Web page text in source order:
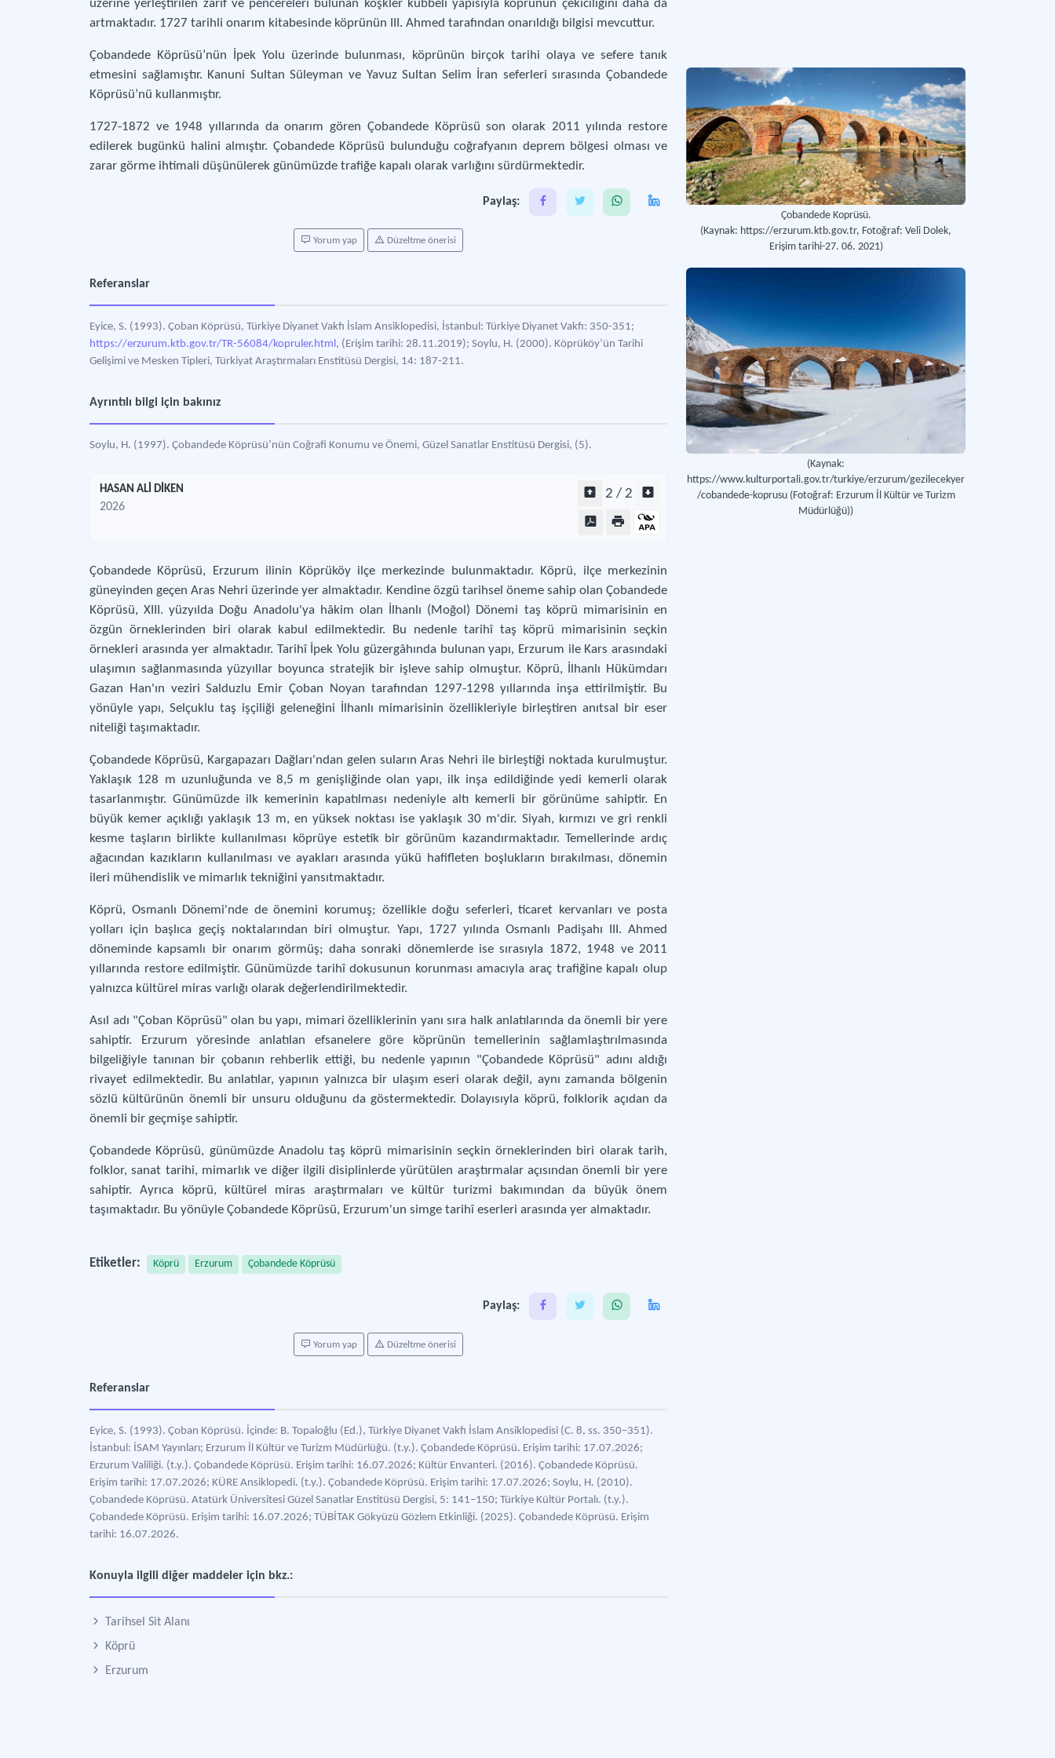
üzerine yerleştirilen zarif ve pencereleri bulunan köşkler kubbeli yapısıyla köprünün çekiciliğini daha da
artmaktadır. 1727 tarihli onarım kitabesinde köprünün III. Ahmed tarafından onarıldığı bilgisi mevcuttur.
Çobandede Köprüsü’nün İpek Yolu üzerinde bulunması, köprünün birçok tarihi olaya ve sefere tanık
etmesini sağlamıştır. Kanuni Sultan Süleyman ve Yavuz Sultan Selim İran seferleri sırasında Çobandede
Köprüsü’nü kullanmıştır.
1727-1872 ve 1948 yıllarında da onarım gören Çobandede Köprüsü son olarak 2011 yılında restore
edilerek bugünkü halini almıştır. Çobandede Köprüsü bulunduğu coğrafyanın deprem bölgesi olması ve
zarar görme ihtimali düşünülerek günümüzde trafiğe kapalı olarak varlığını sürdürmektedir.
Paylaş:
Yorum yap Düzeltme önerisi
Referanslar
Eyice, S. (1993). Çoban Köprüsü, Türkiye Diyanet Vakfı İslam Ansiklopedisi, İstanbul: Türkiye Diyanet Vakfı: 350-351;
https://erzurum.ktb.gov.tr/TR-56084/kopruler.html, (Erişim tarihi: 28.11.2019); Soylu, H. (2000). Köprüköy’ün Tarihi
Gelişimi ve Mesken Tipleri, Türkiyat Araştırmaları Enstitüsü Dergisi, 14: 187-211.
Ayrıntılı bilgi için bakınız
Soylu, H. (1997). Çobandede Köprüsü’nün Coğrafi Konumu ve Önemi, Güzel Sanatlar Enstitüsü Dergisi, (5).
HASAN ALİ DİKEN
2026
2 / 2
Çobandede Köprüsü, Erzurum ilinin Köprüköy ilçe merkezinde bulunmaktadır. Köprü, ilçe merkezinin
güneyinden geçen Aras Nehri üzerinde yer almaktadır. Kendine özgü tarihsel öneme sahip olan Çobandede
Köprüsü, XIII. yüzyılda Doğu Anadolu'ya hâkim olan İlhanlı (Moğol) Dönemi taş köprü mimarisinin en
özgün örneklerinden biri olarak kabul edilmektedir. Bu nedenle tarihî taş köprü mimarisinin seçkin
örnekleri arasında yer almaktadır. Tarihî İpek Yolu güzergâhında bulunan yapı, Erzurum ile Kars arasındaki
ulaşımın sağlanmasında yüzyıllar boyunca stratejik bir işleve sahip olmuştur. Köprü, İlhanlı Hükümdarı
Gazan Han'ın veziri Salduzlu Emir Çoban Noyan tarafından 1297-1298 yıllarında inşa ettirilmiştir. Bu
yönüyle yapı, Selçuklu taş işçiliği geleneğini İlhanlı mimarisinin özellikleriyle birleştiren anıtsal bir eser
niteliği taşımaktadır.
Çobandede Köprüsü, Kargapazarı Dağları'ndan gelen suların Aras Nehri ile birleştiği noktada kurulmuştur.
Yaklaşık 128 m uzunluğunda ve 8,5 m genişliğinde olan yapı, ilk inşa edildiğinde yedi kemerli olarak
tasarlanmıştır. Günümüzde ilk kemerinin kapatılması nedeniyle altı kemerli bir görünüme sahiptir. En
büyük kemer açıklığı yaklaşık 13 m, en yüksek noktası ise yaklaşık 30 m'dir. Siyah, kırmızı ve gri renkli
kesme taşların birlikte kullanılması köprüye estetik bir görünüm kazandırmaktadır. Temellerinde ardıç
ağacından kazıkların kullanılması ve ayakları arasında yükü hafifleten boşlukların bırakılması, dönemin
ileri mühendislik ve mimarlık tekniğini yansıtmaktadır.
Köprü, Osmanlı Dönemi'nde de önemini korumuş; özellikle doğu seferleri, ticaret kervanları ve posta
yolları için başlıca geçiş noktalarından biri olmuştur. Yapı, 1727 yılında Osmanlı Padişahı III. Ahmed
döneminde kapsamlı bir onarım görmüş; daha sonraki dönemlerde ise sırasıyla 1872, 1948 ve 2011
yıllarında restore edilmiştir. Günümüzde tarihî dokusunun korunması amacıyla araç trafiğine kapalı olup
yalnızca kültürel miras varlığı olarak değerlendirilmektedir.
Asıl adı "Çoban Köprüsü" olan bu yapı, mimari özelliklerinin yanı sıra halk anlatılarında da önemli bir yere
sahiptir. Erzurum yöresinde anlatılan efsanelere göre köprünün temellerinin sağlamlaştırılmasında
bilgeliğiyle tanınan bir çobanın rehberlik ettiği, bu nedenle yapının "Çobandede Köprüsü" adını aldığı
rivayet edilmektedir. Bu anlatılar, yapının yalnızca bir ulaşım eseri olarak değil, aynı zamanda bölgenin
sözlü kültürünün önemli bir unsuru olduğunu da göstermektedir. Dolayısıyla köprü, folklorik açıdan da
önemli bir geçmişe sahiptir.
Çobandede Köprüsü, günümüzde Anadolu taş köprü mimarisinin seçkin örneklerinden biri olarak tarih,
folklor, sanat tarihi, mimarlık ve diğer ilgili disiplinlerde yürütülen araştırmalar açısından önemli bir yere
sahiptir. Ayrıca köprü, kültürel miras araştırmaları ve kültür turizmi bakımından da büyük önem
taşımaktadır. Bu yönüyle Çobandede Köprüsü, Erzurum'un simge tarihî eserleri arasında yer almaktadır.
Etiketler: Köprü Erzurum Çobandede Köprüsü
Paylaş:
Yorum yap Düzeltme önerisi
Referanslar
Eyice, S. (1993). Çoban Köprüsü. İçinde: B. Topaloğlu (Ed.), Türkiye Diyanet Vakfı İslam Ansiklopedisi (C. 8, ss. 350–351).
İstanbul: İSAM Yayınları; Erzurum İl Kültür ve Turizm Müdürlüğü. (t.y.). Çobandede Köprüsü. Erişim tarihi: 17.07.2026;
Erzurum Valiliği. (t.y.). Çobandede Köprüsü. Erişim tarihi: 16.07.2026; Kültür Envanteri. (2016). Çobandede Köprüsü.
Erişim tarihi: 17.07.2026; KÜRE Ansiklopedi. (t.y.). Çobandede Köprüsü. Erişim tarihi: 17.07.2026; Soylu, H. (2010).
Çobandede Köprüsü. Atatürk Üniversitesi Güzel Sanatlar Enstitüsü Dergisi, 5: 141–150; Türkiye Kültür Portalı. (t.y.).
Çobandede Köprüsü. Erişim tarihi: 16.07.2026; TÜBİTAK Gökyüzü Gözlem Etkinliği. (2025). Çobandede Köprüsü. Erişim
tarihi: 16.07.2026.
Konuyla ilgili diğer maddeler için bkz.:
Tarihsel Sit Alanı
Köprü
Erzurum
Çobandede Koprüsü.
(Kaynak: https://erzurum.ktb.gov.tr, Fotoğraf: Veli Dolek,
Erişim tarihi-27. 06. 2021)
(Kaynak:
https://www.kulturportali.gov.tr/turkiye/erzurum/gezilecekyer
/cobandede-koprusu (Fotoğraf: Erzurum İl Kültür ve Turizm
Müdürlüğü))